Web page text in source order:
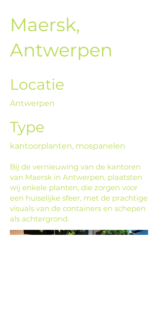
Maersk,
Antwerpen
Locatie
Antwerpen
Type
kantoorplanten, mospanelen
Bij de vernieuwing van de kantoren
van Maersk in Antwerpen, plaatsten
wij enkele planten, die zorgen voor
een huiselijke sfeer, met de prachtige
visuals van de containers en schepen
als achtergrond.